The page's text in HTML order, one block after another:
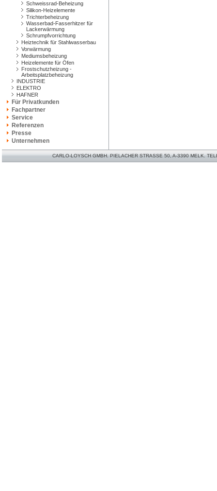
Schweissrad-Beheizung
Silikon-Heizelemente
Trichterbeheizung
Wasserbad-Fasserhitzer für
Lackerwärmung
Schrumpfvorrichtung
Heiztechnik für Stahlwasserbau
Vorwärmung
Mediumsbeheizung
Heizelemente für Öfen
Frostschutzheizung -
Arbeitsplatzbeheizung
INDUSTRIE
ELEKTRO
HAFNER
Für Privatkunden
Fachpartner
Service
Referenzen
Presse
Unternehmen
CARLO-LOYSCH GMBH. PIELACHER STRASSE 50, A-3390 MELK.